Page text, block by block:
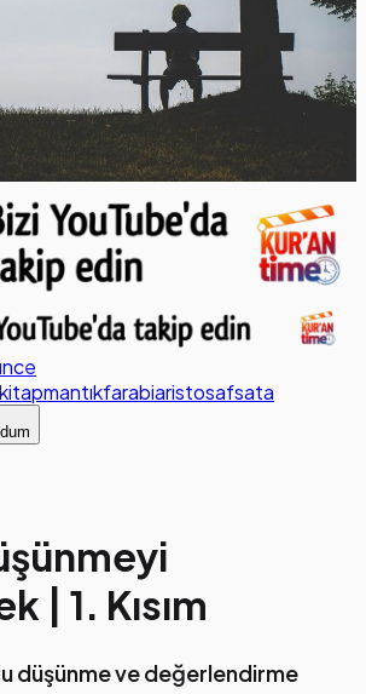
kitapmantıkfarabiaristosafsata
| 1. Kısım
düşünme ve değerlendirme